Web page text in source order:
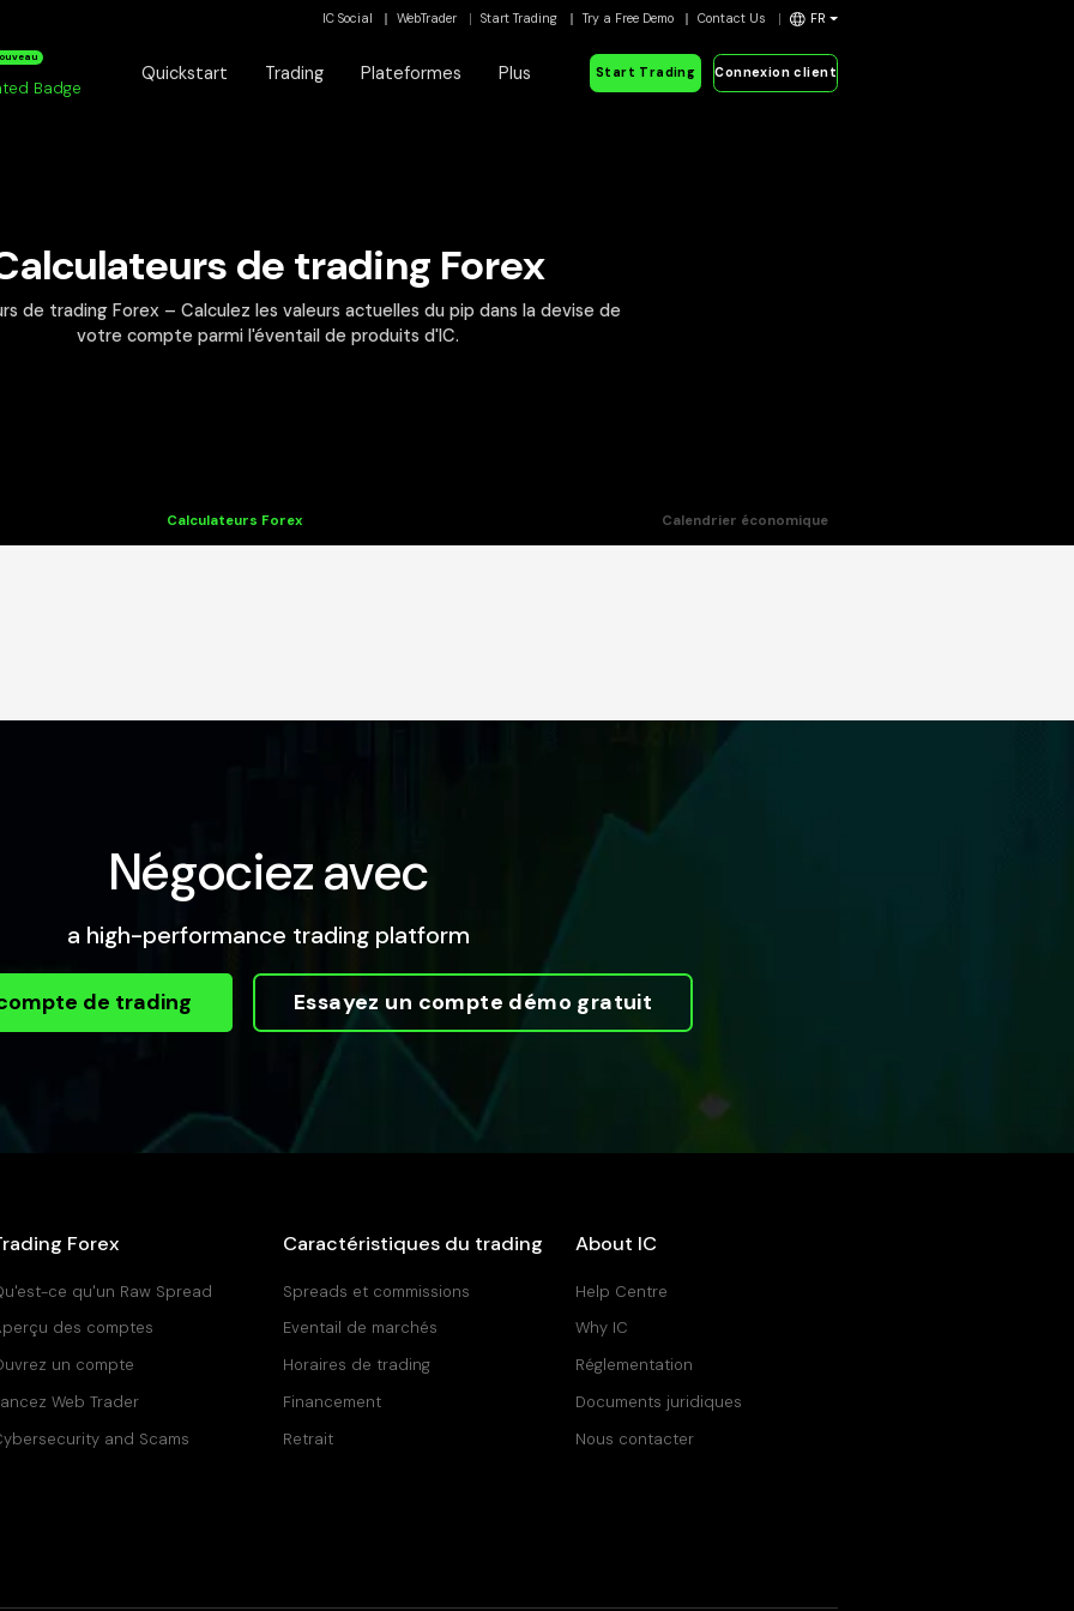
IC Social WebTrader Start Trading Try a Free Demo Contact Us FR
Quickstart Trading Plateformes Plus Start Trading Connexion client
de trading Forex
de trading Forex – Calculez les valeurs actuelles du pip dans la devise de
votre compte parmi l'éventail de produits d'IC.
Calculateurs Forex Calendrier économique
Négociez avec
a high-performance trading platform
de trading Essayez un compte démo gratuit
Forex
ce qu'un Raw Spread
des comptes
un compte
Web Trader
and Scams
Caractéristiques du trading
Spreads et commissions
Eventail de marchés
Horaires de trading
Financement
Retrait
About IC
Help Centre
Why IC
Réglementation
Documents juridiques
Nous contacter